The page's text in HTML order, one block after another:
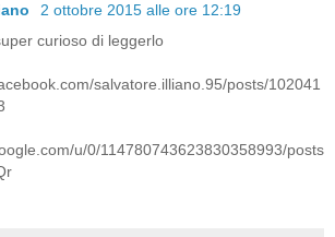
2 ottobre 2015 alle ore 12:19
curioso di leggerlo
salvatore.illiano.95/posts/102041
u/0/114780743623830358993/posts